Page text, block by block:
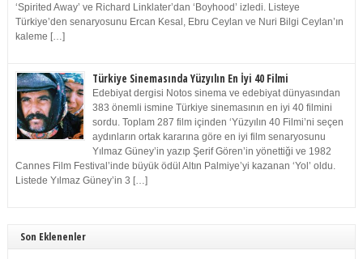
‘Spirited Away’ ve Richard Linklater’dan ‘Boyhood’ izledi. Listeye
Türkiye’den senaryosunu Ercan Kesal, Ebru Ceylan ve Nuri Bilgi Ceylan’ın
kaleme […]
Türkiye Sinemasında Yüzyılın En İyi 40 Filmi
Edebiyat dergisi Notos sinema ve edebiyat dünyasından
383 önemli ismine Türkiye sinemasının en iyi 40 filmini
sordu. Toplam 287 film içinden ‘Yüzyılın 40 Filmi’ni seçen
aydınların ortak kararına göre en iyi film senaryosunu
Yılmaz Güney’in yazıp Şerif Gören’in yönettiği ve 1982
Cannes Film Festival’inde büyük ödül Altın Palmiye’yi kazanan ‘Yol’ oldu.
Listede Yılmaz Güney’in 3 […]
Son Eklenenler